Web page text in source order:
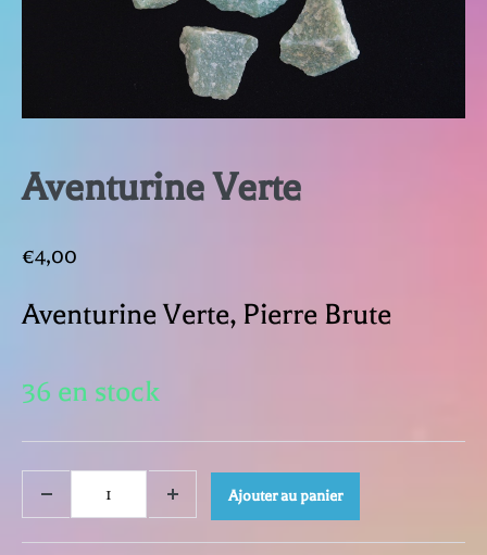
Aventurine Verte
€4,00
Aventurine Verte, Pierre Brute
36 en stock
quantité
de
Ajouter au panier